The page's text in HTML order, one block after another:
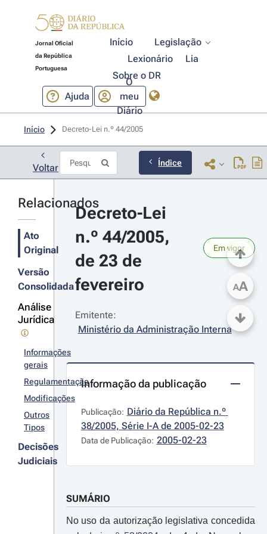
Jornal Oficial
da República
Portuguesa
Início
Legislação
Lexionário
Lia
Sobre o DR
Ajuda
O
meu
Diário
Início Decreto-Lei n.º 44/2005
Voltar Índice
Relacionados
Ato
Original
Versão
Consolidada
Análise
Jurídica
Informações
gerais
Regulamentação
Modificações
Outros
Tipos
Decisões
Judiciais
Decreto-Lei
n.º 44/2005,
de 23 de
fevereiro
Em vigor
Emitente:
Ministério da Administração Interna
Informação da publicação
Publicação: Diário da República n.º
38/2005, Série I-A de 2005-02-23
Data de Publicação: 2005-02-23
SUMÁRIO
No uso da autorização legislativa concedida
AA